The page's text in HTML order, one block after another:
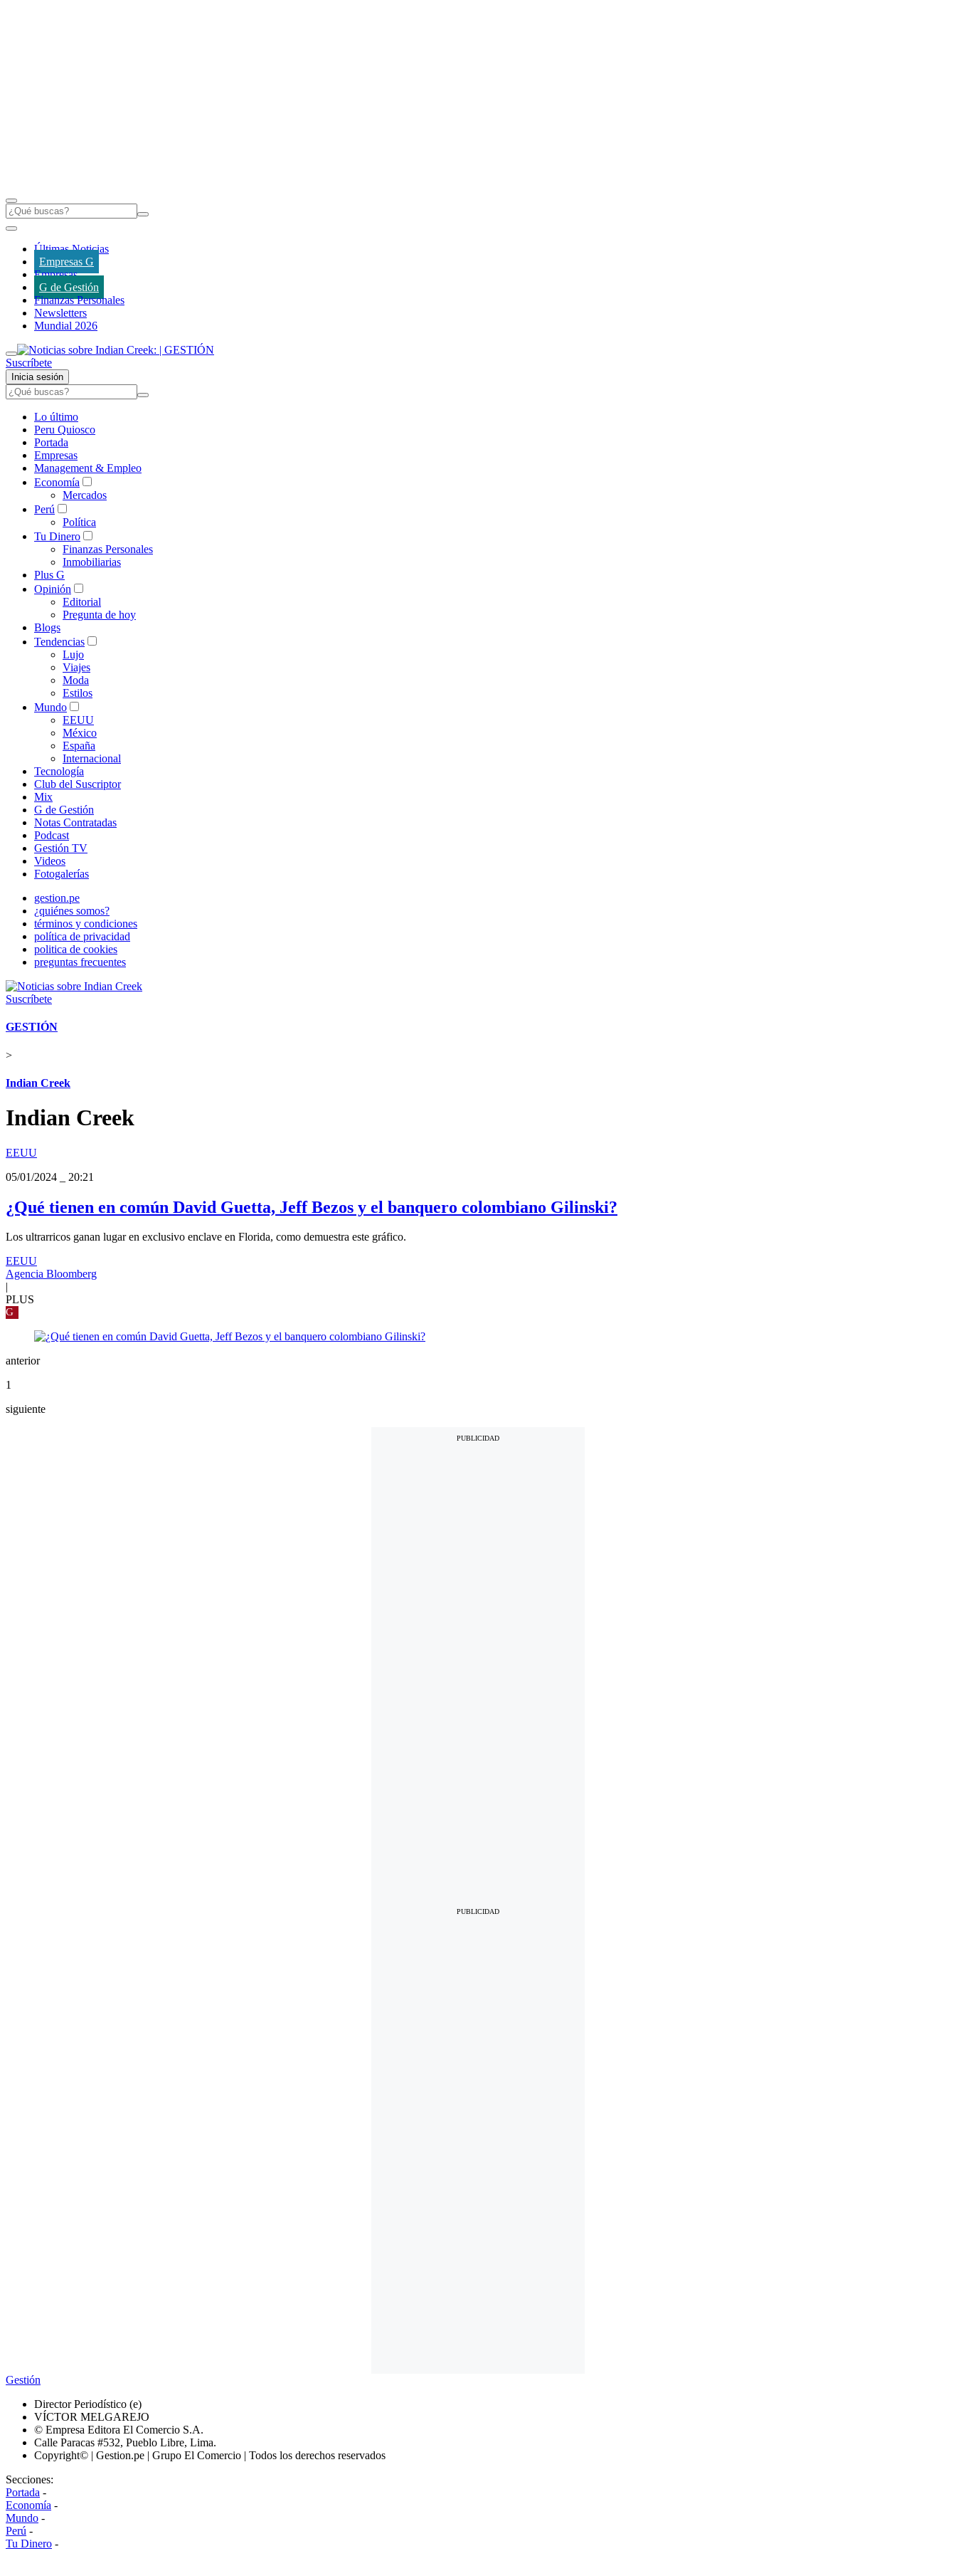
Últimas Noticias
Empresas G
Empresas
G de Gestión
Finanzas Personales
Newsletters
Mundial 2026
Suscríbete
Inicia sesión
Lo último
Peru Quiosco
Portada
Empresas
Management & Empleo
Economía
Mercados
Perú
Política
Tu Dinero
Finanzas Personales
Inmobiliarias
Plus G
Opinión
Editorial
Pregunta de hoy
Blogs
Tendencias
Lujo
Viajes
Moda
Estilos
Mundo
EEUU
México
España
Internacional
Tecnología
Club del Suscriptor
Mix
G de Gestión
Notas Contratadas
Podcast
Gestión TV
Videos
Fotogalerías
gestion.pe
¿quiénes somos?
términos y condiciones
política de privacidad
politica de cookies
preguntas frecuentes
Suscríbete
GESTIÓN
>
Indian Creek
Indian Creek
EEUU
05/01/2024
20:21
¿Qué tienen en común David Guetta, Jeff Bezos y el banquero colombiano Gilinski?
Los ultrarricos ganan lugar en exclusivo enclave en Florida, como demuestra este gráfico.
EEUU
Agencia Bloomberg
PLUS
G
anterior
1
siguiente
Gestión
Director Periodístico (e)
VÍCTOR MELGAREJO
© Empresa Editora El Comercio S.A.
Calle Paracas #532, Pueblo Libre, Lima.
Copyright© | Gestion.pe | Grupo El Comercio | Todos los derechos reservados
Secciones:
Portada -
Economía -
Mundo -
Perú -
Tu Dinero -